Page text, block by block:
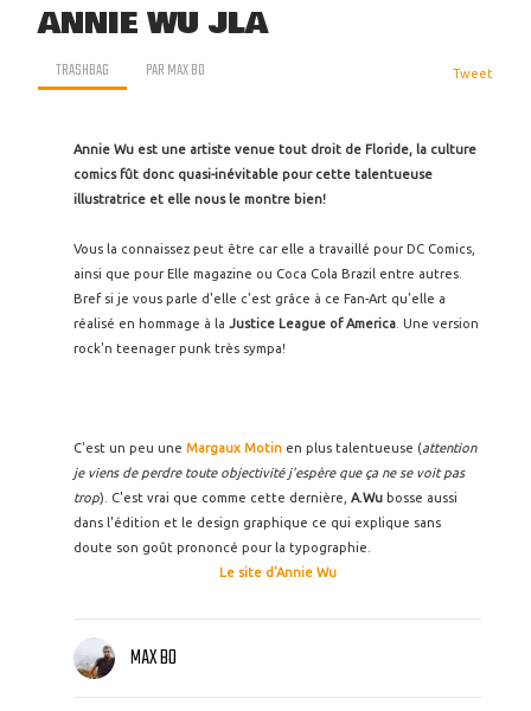
ANNIE WU JLA
TRASHBAG PARMAX BO Tweet
Annie Wu est une artiste venue tout droit de Floride, la culture
comics fût donc quasi-inévitable pour cette talentueuse
illustratrice et elle nous le montre bien!
Vous la connaissez peut être car elle a travaillé pour DC Comics,
ainsi que pour Elle magazine ou Coca Cola Brazil entre autres.
Bref si je vous parle d'elle c'est grâce à ce Fan-Art qu'elle a
réalisé en hommage à la Justice League of America . Une version
rock'n teenager punk très sympa!
C'est un peu une Margaux Motin en plus talentueuse (attention
je viens de perdre toute objectivité j'espère que ça ne se voit pas
trop). C'est vrai que comme cette dernière, A.Wu bosse aussi
dans l'édition et le design graphique ce qui explique sans
doute son goût prononcé pour la typographie.
Le site d'Annie Wu
MAX BO